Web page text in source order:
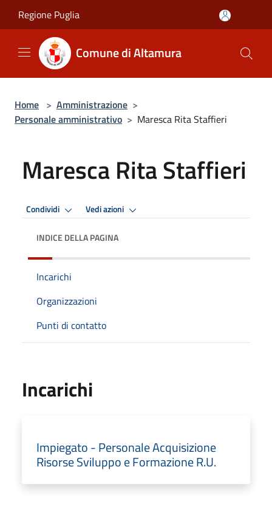
Regione Puglia
Comune di Altamura
Home > Amministrazione >
Personale amministrativo > Maresca Rita Staffieri
Maresca Rita Staffieri
Condividi Vedi azioni
INDICE DELLA PAGINA
Incarichi
Organizzazioni
Punti di contatto
Incarichi
Impiegato - Personale Acquisizione
Risorse Sviluppo e Formazione R.U.